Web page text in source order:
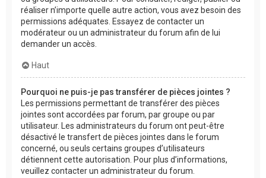
réaliser n’importe quelle autre action, vous avez besoin des
permissions adéquates. Essayez de contacter un
modérateur ou un administrateur du forum afin de lui
demander un accès.
Haut
Pourquoi ne puis-je pas transférer de pièces jointes ?
Les permissions permettant de transférer des pièces
jointes sont accordées par forum, par groupe ou par
utilisateur. Les administrateurs du forum ont peut-être
désactivé le transfert de pièces jointes dans le forum
concerné, ou seuls certains groupes d’utilisateurs
détiennent cette autorisation. Pour plus d’informations,
veuillez contacter un administrateur du forum.